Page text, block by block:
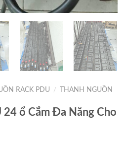
RACK PDU /
THANH NGUỒN
24 ổ Cắm Đa Năng Cho